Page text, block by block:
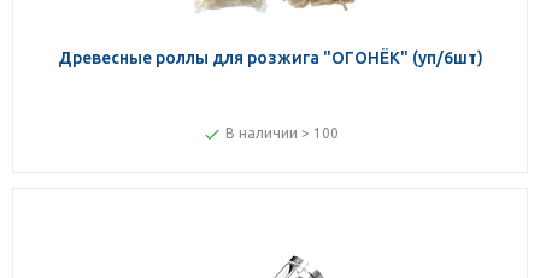
Древесные роллы для розжига "ОГОНЁК" (уп/6шт)
В наличии > 100